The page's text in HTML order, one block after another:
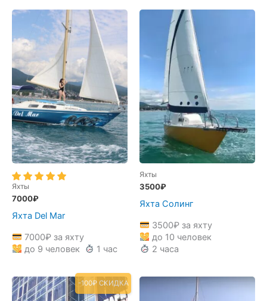
Яхты
7000₽
Яхта Del Mar
7000₽за яхту
до 9 человек
1 час
Яхты
3500₽
Яхта Солинг
3500₽за яхту
до 10 человек
2 часа
-100₽ СКИДКА